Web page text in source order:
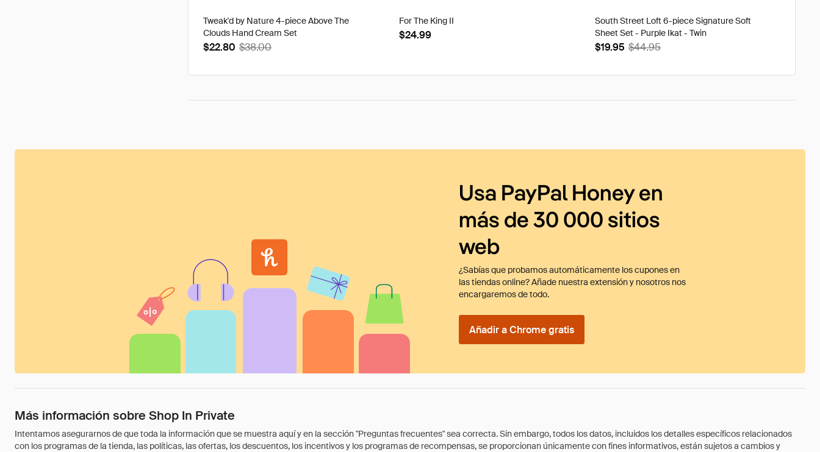
Tweak'd by Nature 4-piece Above The
Clouds Hand Cream Set
$22.80 $38.00
For The King II
$24.99
South Street Loft 6-piece Signature Soft
Sheet Set - Purple Ikat - Twin
$19.95 $44.95
Usa PayPal Honey en
más de 30 000 sitios
web
¿Sabías que probamos automáticamente los cupones en
las tiendas online? Añade nuestra extensión y nosotros nos
encargaremos de todo.
Añadir a Chrome gratis
Más información sobre Shop In Private
Intentamos asegurarnos de que toda la información que se muestra aquí y en la sección "Preguntas frecuentes" sea correcta. Sin embargo, todos los datos, incluidos los detalles específicos relacionados
con los programas de la tienda, las políticas, las ofertas, los descuentos, los incentivos y los programas de recompensas, se proporcionan únicamente con fines informativos, están sujetos a cambios y